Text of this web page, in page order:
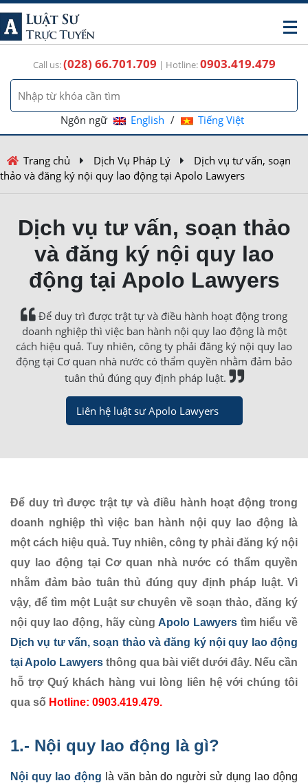
Call us:(028) 66.701.709 | Hotline:0903.419.479
Ngôn ngữ English / Tiếng Việt
Trang chủ Dịch Vụ Pháp Lý
Dịch vụ tư vấn, soạn
thảo và đăng ký nội quy lao động tại Apolo Lawyers
Dịch vụ tư vấn, soạn thảo
và đăng ký nội quy lao
động tại Apolo Lawyers
Để duy trì được trật tự và điều hành hoạt động trong
doanh nghiệp thì việc ban hành nội quy lao động là một
cách hiệu quả. Tuy nhiên, công ty phải đăng ký nội quy lao
động tại Cơ quan nhà nước có thẩm quyền nhằm đảm bảo
tuân thủ đúng quy định pháp luật.
Liên hệ luật sư Apolo Lawyers
Để duy trì được trật tự và điều hành hoạt động trong
doanh nghiệp thì việc ban hành nội quy lao động là
một cách hiệu quả. Tuy nhiên, công ty phải đăng ký nội
quy lao động tại Cơ quan nhà nước có thẩm quyền
nhằm đảm bảo tuân thủ đúng quy định pháp luật. Vì
vậy, để tìm một Luật sư chuyên về soạn thảo, đăng ký
nội quy lao động, hãy cùng Apolo Lawyerstìm hiểu về
Dịch vụ tư vấn, soạn thảo và đăng ký nội quy lao động
tại Apolo Lawyers thông qua bài viết dưới đây. Nếu cần
hỗ trợ Quý khách hàng vui lòng liên hệ với chúng tôi
qua số Hotline: 0903.419.479.
1.- Nội quy lao động là gì?
Nội quy lao động là văn bản do người sử dụng lao động